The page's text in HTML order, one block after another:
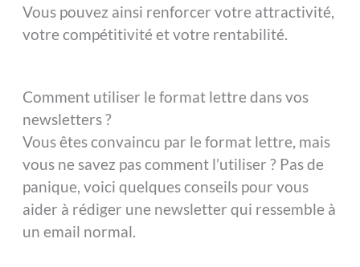
Vous pouvez ainsi renforcer votre attractivité,
votre compétitivité et votre rentabilité.
Comment utiliser le format lettre dans vos
newsletters ?
Vous êtes convaincu par le format lettre, mais
vous ne savez pas comment l’utiliser ? Pas de
panique, voici quelques conseils pour vous
aider à rédiger une newsletter qui ressemble à
un email normal.